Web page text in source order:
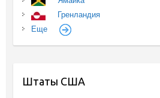
Гренландия
Еще
Штаты США